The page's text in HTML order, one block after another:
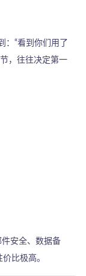
：“看到你们用了
，往往决定第一
安全、数据备
比极高。